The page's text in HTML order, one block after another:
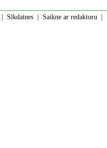
Sīkdatnes Saikne ar redaktoru